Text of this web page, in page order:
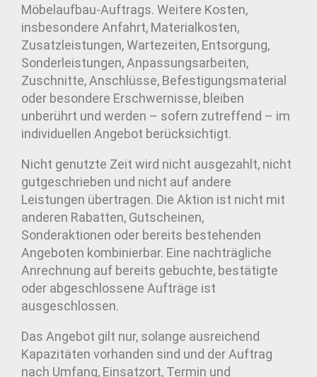
Möbelaufbau-Auftrags. Weitere Kosten,
insbesondere Anfahrt, Materialkosten,
Zusatzleistungen, Wartezeiten, Entsorgung,
Sonderleistungen, Anpassungsarbeiten,
Zuschnitte, Anschlüsse, Befestigungsmaterial
oder besondere Erschwernisse, bleiben
unberührt und werden – sofern zutreffend – im
individuellen Angebot berücksichtigt.
Nicht genutzte Zeit wird nicht ausgezahlt, nicht
gutgeschrieben und nicht auf andere
Leistungen übertragen. Die Aktion ist nicht mit
anderen Rabatten, Gutscheinen,
Sonderaktionen oder bereits bestehenden
Angeboten kombinierbar. Eine nachträgliche
Anrechnung auf bereits gebuchte, bestätigte
oder abgeschlossene Aufträge ist
ausgeschlossen.
Das Angebot gilt nur, solange ausreichend
Kapazitäten vorhanden sind und der Auftrag
nach Umfang, Einsatzort, Termin und